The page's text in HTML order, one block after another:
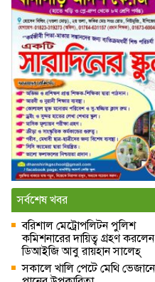
সর্বশেষ খবর
বরিশাল মেট্রোপলিটন পুলিশ
কমিশনারের দায়িত্ব গ্রহণ করলেন
ডিআইজি আবু রায়হান সালেহ্
সকালে খালি পেটে মেথি